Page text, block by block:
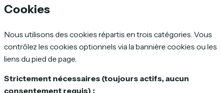
Cookies
Nous utilisons des cookies répartis en trois catégories. Vous
contrôlez les cookies optionnels via la bannière cookies ou les
liens du pied de page.
Strictement nécessaires (toujours actifs, aucun
consentement requis) :